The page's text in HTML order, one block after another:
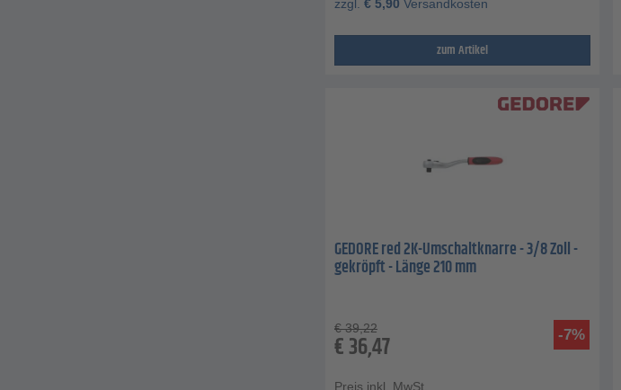
zzgl. € 5,90 Versandkosten
zum Artikel
GEDORE red 2K-Umschaltknarre - 3/8 Zoll -
gekröpft - Länge 210 mm
-7%
€ 39,22
€36,47
Preis inkl. MwSt.